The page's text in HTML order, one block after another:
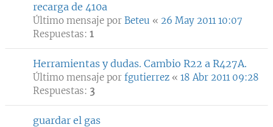
recarga de 410a
Último mensaje por Beteu « 26 May 2011 10:07
Respuestas: 1
Herramientas y dudas. Cambio R22 a R427A.
Último mensaje por fgutierrez « 18 Abr 2011 09:28
Respuestas: 3
guardar el gas